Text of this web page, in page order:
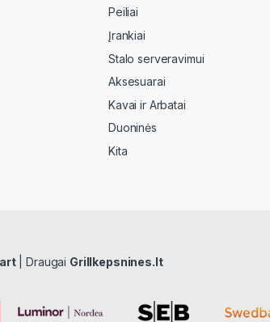
Peiliai
Įrankiai
Stalo serveravimui
Aksesuarai
Kavai ir Arbatai
Duoninės
Kita
| Draugai Grillkepsnines.lt